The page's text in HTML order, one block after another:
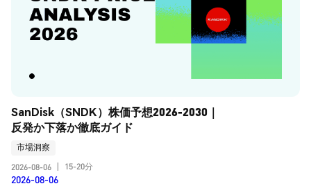
SanDisk（SNDK）株価予想2026-2030｜
反発か下落か徹底ガイド
市場洞察
2026-08-06
15-20分
2026-08-06